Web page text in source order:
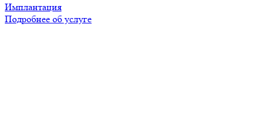
Имплантация
Подробнее об услуге